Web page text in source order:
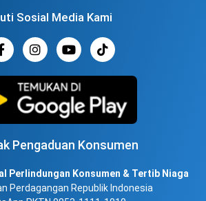
Sosial Media Kami
Pengaduan Konsumen
Perlindungan Konsumen & Tertib Niaga
Perdagangan Republik Indonesia